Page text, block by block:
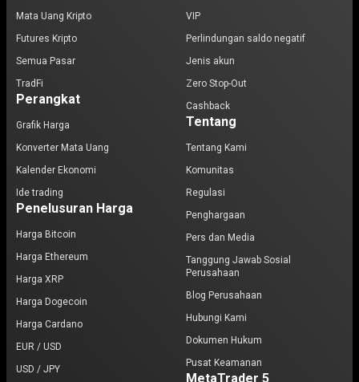
Mata Uang Kripto
Futures Kripto
Semua Pasar
TradFi
Perangkat
Grafik Harga
Konverter Mata Uang
Kalender Ekonomi
Ide trading
Penelusuran Harga
Harga Bitcoin
Harga Ethereum
Harga XRP
Harga Dogecoin
Harga Cardano
EUR / USD
USD / JPY
VIP
Perlindungan saldo negatif
Jenis akun
Zero Stop-Out
Cashback
Tentang
Tentang Kami
Komunitas
Regulasi
Penghargaan
Pers dan Media
Tanggung Jawab Sosial
Perusahaan
Blog Perusahaan
Hubungi Kami
Dokumen Hukum
Pusat Keamanan
MetaTrader 5